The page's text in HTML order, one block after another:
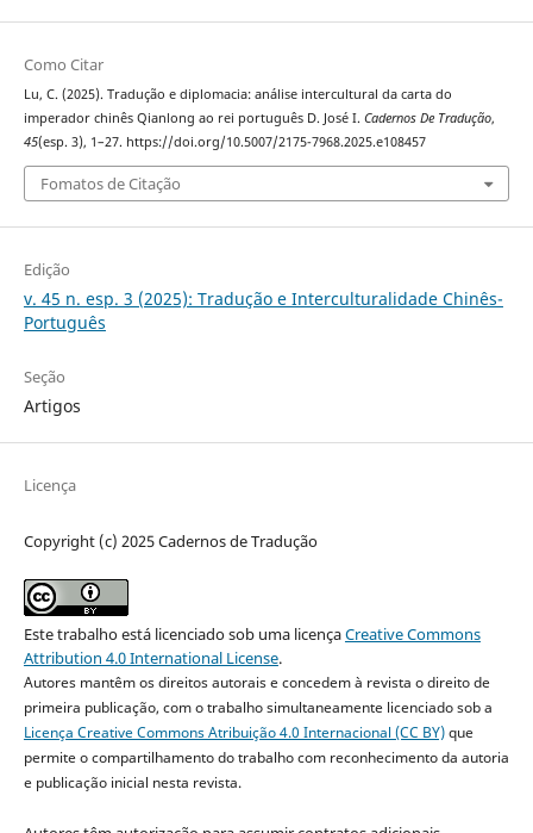
Como Citar
Lu, C. (2025). Tradução e diplomacia: análise intercultural da carta do
imperador chinês Qianlong ao rei português D. José I. Cadernos De Tradução,
45(esp. 3), 1–27. https://doi.org/10.5007/2175-7968.2025.e108457
Fomatos de Citação
Edição
v. 45 n. esp. 3 (2025): Tradução e Interculturalidade Chinês-
Português
Seção
Artigos
Licença
Copyright (c) 2025 Cadernos de Tradução
Este trabalho está licenciado sob uma licençaCreative Commons
Attribution 4.0 International License.
Autores mantêm os direitos autorais e concedem à revista o direito de
primeira publicação, com o trabalho simultaneamente licenciado sob a
Licença Creative Commons Atribuição 4.0 Internacional (CC BY)que
permite o compartilhamento do trabalho com reconhecimento da autoria
e publicação inicial nesta revista.